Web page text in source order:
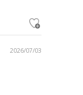
2026/07/03